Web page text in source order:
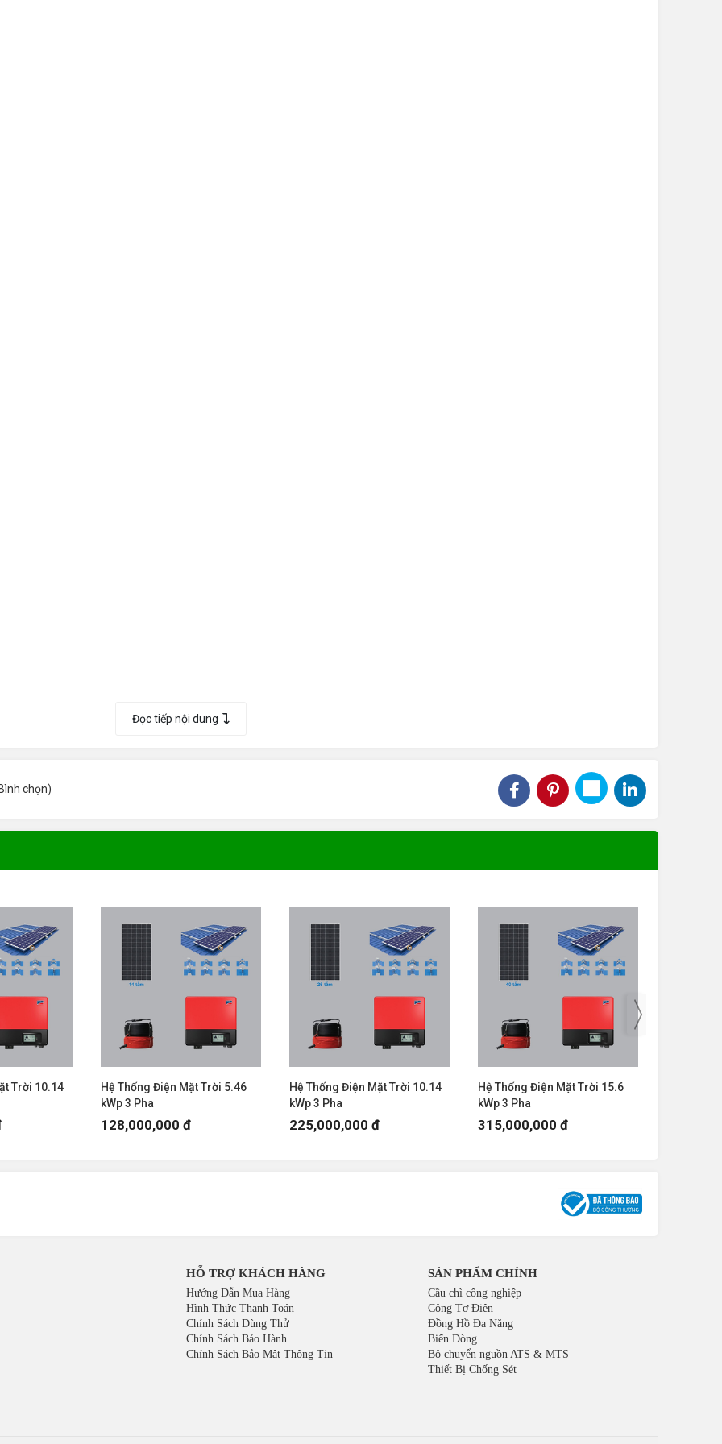
giá cụ thể theo thực tế.
Đọc tiếp nội dung
Bình chọn)
Trời 10.14
Hệ Thống Điện Mặt Trời 5.46
kWp 3 Pha
128,000,000 đ
Hệ Thống Điện Mặt Trời 10.14
kWp 3 Pha
225,000,000 đ
Hệ Thống Điện Mặt Trời 15.6
kWp 3 Pha
315,000,000 đ
HỖ TRỢ KHÁCH HÀNG
Hướng Dẫn Mua Hàng
Hình Thức Thanh Toán
Chính Sách Dùng Thử
Chính Sách Bảo Hành
Chính Sách Bảo Mật Thông Tin
SẢN PHẨM CHÍNH
Cầu chì công nghiệp
Công Tơ Điện
Đồng Hồ Đa Năng
Biến Dòng
Bộ chuyển nguồn ATS & MTS
Thiết Bị Chống Sét